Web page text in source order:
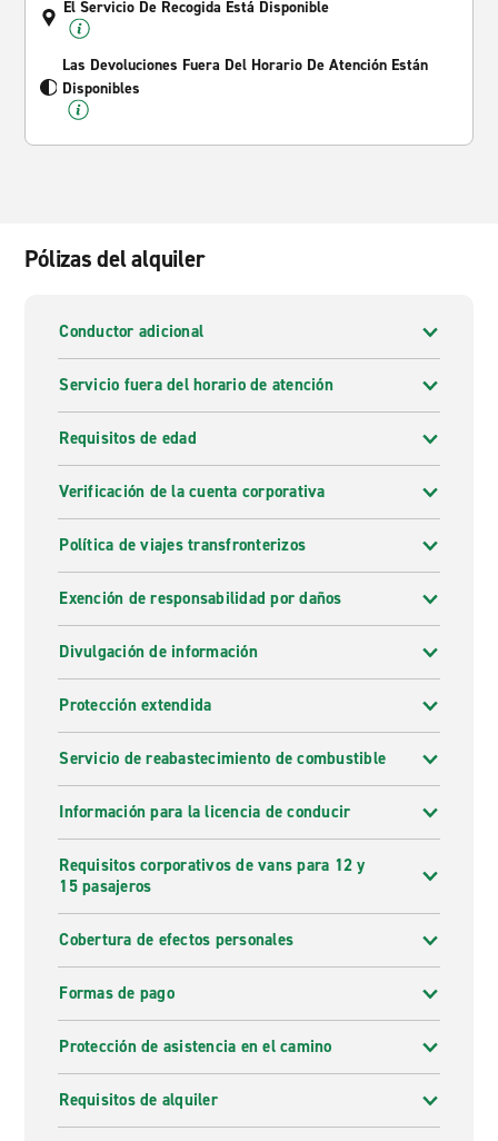
El Servicio De Recogida Está Disponible
Las Devoluciones Fuera Del Horario De Atención Están
Disponibles
Pólizas del alquiler
Conductor adicional
Servicio fuera del horario de atención
Requisitos de edad
Verificación de la cuenta corporativa
Política de viajes transfronterizos
Exención de responsabilidad por daños
Divulgación de información
Protección extendida
Servicio de reabastecimiento de combustible
Información para la licencia de conducir
Requisitos corporativos de vans para 12 y
15 pasajeros
Cobertura de efectos personales
Formas de pago
Protección de asistencia en el camino
Requisitos de alquiler